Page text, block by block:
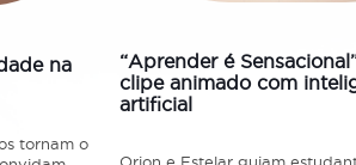
na
tornam o
“Aprender é
clipe animado com
artificial